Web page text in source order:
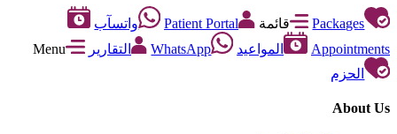
Packages قائمة Patient Portal
واتسآب
Appointments
المواعيد WhatsApp التقارير
Menu
الحزم
About Us